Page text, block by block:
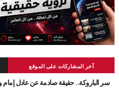
آخر المشاركات على الموقع
سر الباروكة.. حقيقة صادمة عن عادل إمام